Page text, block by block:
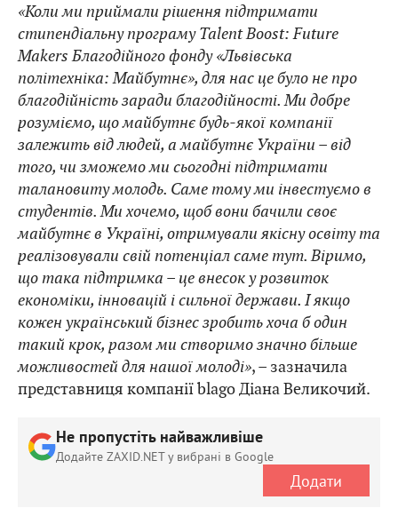
«Коли ми приймали рішення підтримати
стипендіальну програму Talent Boost: Future
Makers Благодійного фонду «Львівська
політехніка: Майбутнє», для нас це було не про
благодійність заради благодійності. Ми добре
розуміємо, що майбутнє будь-якої компанії
залежить від людей, а майбутнє України – від
того, чи зможемо ми сьогодні підтримати
талановиту молодь. Саме тому ми інвестуємо в
студентів. Ми хочемо, щоб вони бачили своє
майбутнє в Україні, отримували якісну освіту та
реалізовували свій потенціал саме тут. Віримо,
що така підтримка – це внесок у розвиток
економіки, інновацій і сильної держави. І якщо
кожен український бізнес зробить хоча б один
такий крок, разом ми створимо значно більше
можливостей для нашої молоді», – зазначила
представниця компанії blago Діана Великочий.
Не пропустіть найважливіше
Додайте ZAXID.NET у вибрані в Google
Додати